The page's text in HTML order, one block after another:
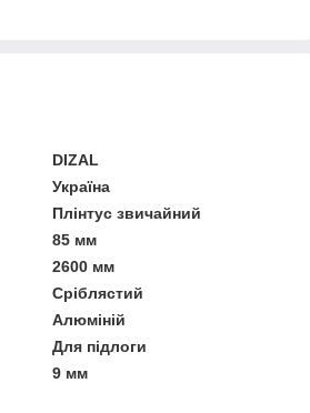
DIZAL
Україна
Плінтус звичайний
85 мм
2600 мм
Сріблястий
Алюміній
Для підлоги
9 мм